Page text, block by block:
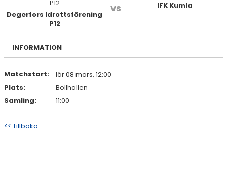
DOKUMENT
KONTAKT
Degerfors Idrottsförening
P12
vs IFK Kumla
INFORMATION
Matchstart:
lör 08 mars, 12:00
Plats:
Bollhallen
Samling:
11:00
<< Tillbaka